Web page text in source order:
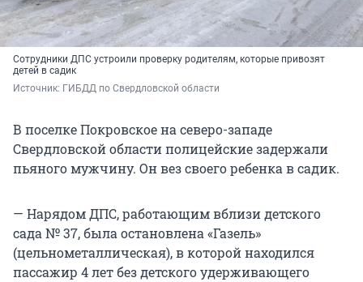
Сотрудники ДПС устроили проверку родителям, которые привозят
детей в садик
Источник: ГИБДД по Свердловской области
В поселке Покровское на северо-западе
Свердловской области полицейские задержали
пьяного мужчину. Он вез своего ребенка в садик.
— Нарядом ДПС, работающим вблизи детского
сада № 37, была остановлена «Газель»
(цельнометаллическая), в которой находился
пассажир 4 лет без детского удерживающего